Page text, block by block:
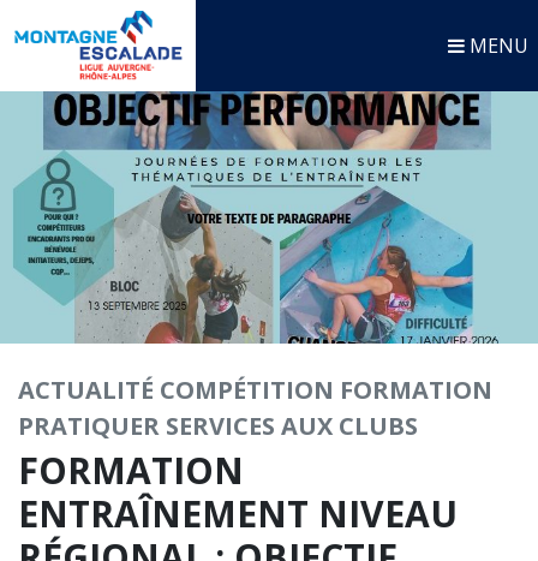
MENU
ACTUALITÉ COMPÉTITION FORMATION
PRATIQUER SERVICES AUX CLUBS
FORMATION
ENTRAÎNEMENT NIVEAU